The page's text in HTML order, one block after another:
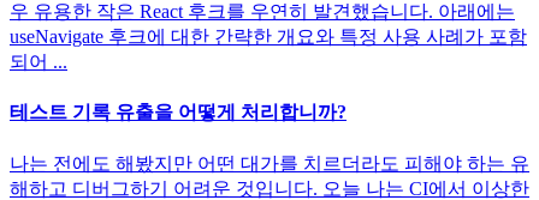
우 유용한 작은 React 후크를 우연히 발견했습니다. 아래에는
useNavigate 후크에 대한 간략한 개요와 특정 사용 사례가 포함
되어 ...
테스트 기록 유출을 어떻게 처리합니까?
나는 전에도 해봤지만 어떤 대가를 치르더라도 피해야 하는 유
해하고 디버그하기 어려운 것입니다. 오늘 나는 CI에서 이상한